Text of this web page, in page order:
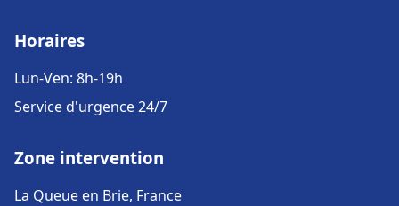
Horaires
Lun-Ven: 8h-19h
Service d'urgence 24/7
Zone intervention
La Queue en Brie, France